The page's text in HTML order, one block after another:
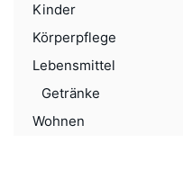
Kinder
Körperpflege
Lebensmittel
Getränke
Wohnen